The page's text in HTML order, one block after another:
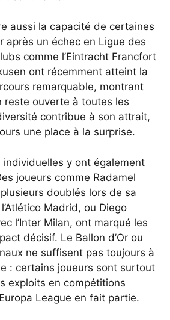
aussi la capacité de certaines
après un échec en Ligue des
comme l’Eintracht Francfort
ont récemment atteint la
remarquable, montrant
reste ouverte à toutes les
contribue à son attrait,
une place à la surprise.
individuelles y ont également
joueurs comme Radamel
doublés lors de sa
Madrid, ou Diego
l’Inter Milan, ont marqué les
décisif. Le Ballon d’Or ou
ne suffisent pas toujours à
: certains joueurs sont surtout
exploits en compétitions
League en fait partie.